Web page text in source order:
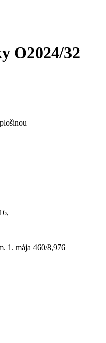
O2024/32
1. mája 460/8,976